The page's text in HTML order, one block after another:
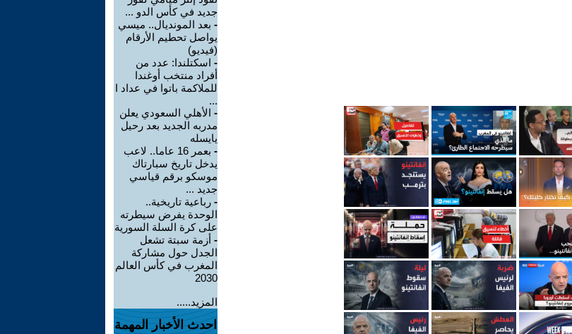
جديد في كأس الدو ...
- بعد المونديال.. ميسي
يواصل تحطيم الأرقام
(فيديو)
- اسكتلندا: عدد من
أفراد منتخب أوغندا
للملاكمة باتوا في عداد ا
...
- الأهلي السعودي يعلن
مدربه الجديد بعد رحيل
يايسله
-
بعمر 16 عاما.. لاعب
يدخل تاريخ سبارتاك
موسكو برقم قياسي
جديد ...
- رباعية تاريخية..
الوحدة يفرض سيطرته
على كرة السلة السورية
- أزمة سبتة تشعل
الجدل حول مشاركة
المغرب في كأس العالم
2030
المزيد.....
احدث الأخبار المهمة